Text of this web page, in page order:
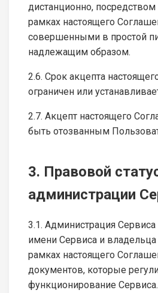
дистанционно,
рамках настоящего
совершенными в простой
надлежащим образом.
2.6. Срок акцепта
ограничен или
2.7. Акцепт настоящего
быть отозванным
3. Правовой
администрации
3.1. Администрация Сервиса
имени Сервиса и владельца
рамках настоящего
документов, которые
функционирование Сервиса.